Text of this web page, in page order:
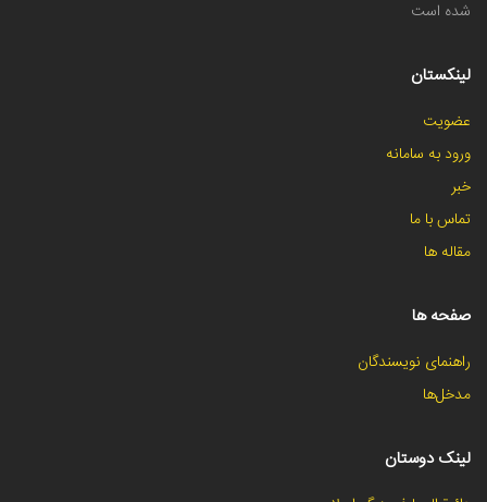
شده است
لینکستان
عضویت
ورود به سامانه
خبر
تماس با ما
مقاله ها
صفحه ها
راهنمای نویسندگان
مدخل‌ها
لینک دوستان